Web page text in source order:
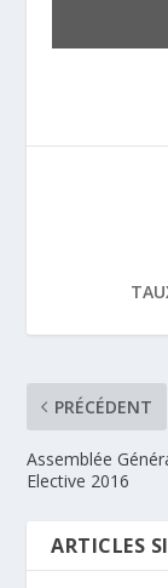
PRÉCÉDENT
Assemblée
Elective 2016
ARTICLES